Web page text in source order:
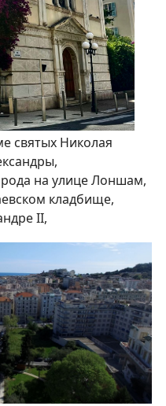
святых Николая
на улице Лоншам,
кладбище,
II,